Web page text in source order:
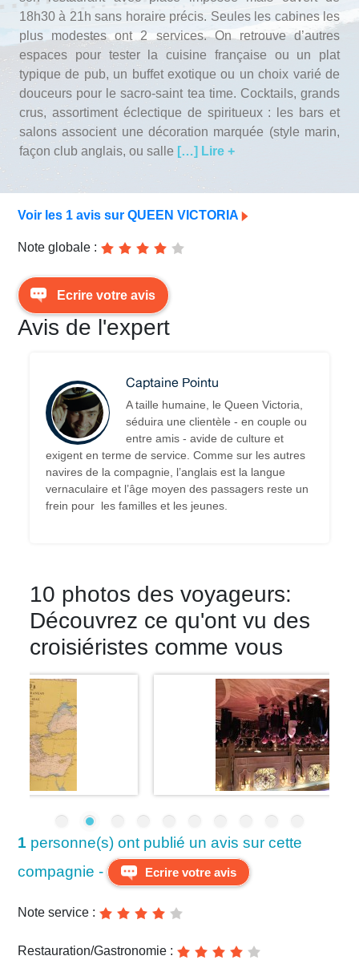
Avis Agences de Voyages
Blog
Forum Croisieres
18h30 à 21h sans horaire précis. Seules les cabines les
plus modestes ont 2 services. On retrouve d’autres
espaces pour tester la cuisine française ou un plat
typique de pub, un buffet exotique ou un choix varié de
douceurs pour le sacro-saint tea time. Cocktails, grands
crus, assortiment éclectique de spiritueux : les bars et
salons associent une décoration marquée (style marin,
façon club anglais, ou salle […] Lire +
Voir les 1 avis sur QUEEN VICTORIA
Note globale :
Ecrire votre avis
Avis de l'expert
Captaine Pointu
A taille humaine, le Queen Victoria,
séduira une clientèle - en couple ou
entre amis - avide de culture et
exigent en terme de service. Comme sur les autres
navires de la compagnie, l’anglais est la langue
vernaculaire et l’âge moyen des passagers reste un
frein pour les familles et les jeunes.
10 photos des voyageurs:
Découvrez ce qu'ont vu des
croisiéristes comme vous
1 personne(s) ont publié un avis sur cette
compagnie -
Ecrire votre avis
Note service :
Restauration/Gastronomie :